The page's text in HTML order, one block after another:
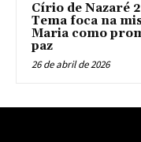
Círio de Nazaré
Tema foca na
Maria como
paz
26 de abril de 2026